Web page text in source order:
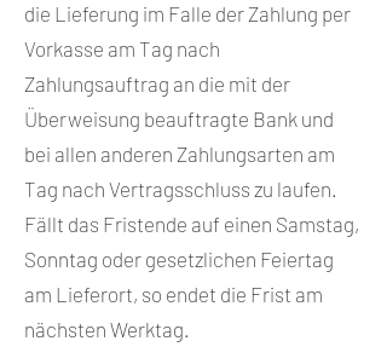
die Lieferung im Falle der Zahlung per
Vorkasse am Tag nach
Zahlungsauftrag an die mit der
Überweisung beauftragte Bank und
bei allen anderen Zahlungsarten am
Tag nach Vertragsschluss zu laufen.
Fällt das Fristende auf einen Samstag,
Sonntag oder gesetzlichen Feiertag
am Lieferort, so endet die Frist am
nächsten Werktag.